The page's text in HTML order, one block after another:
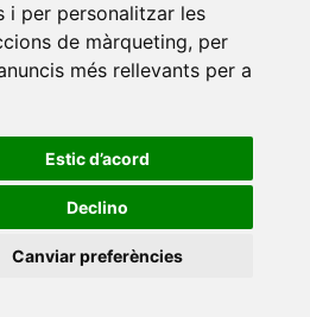
i per personalitzar les
de màrqueting, per
més rellevants per a
Estic d’acord
Declino
Canviar preferències